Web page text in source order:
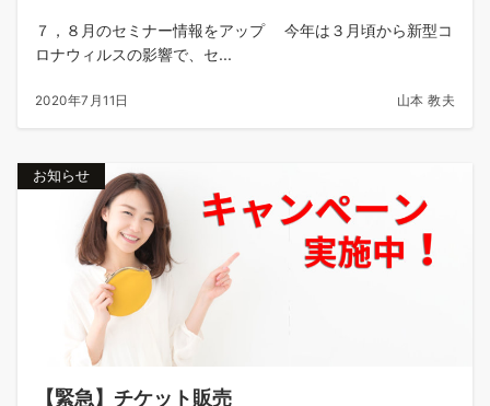
７，８月のセミナー情報をアップ 今年は３月頃から新型コ
ロナウィルスの影響で、セ...
2020年7月11日 山本 教夫
お知らせ
【緊急】チケット販売